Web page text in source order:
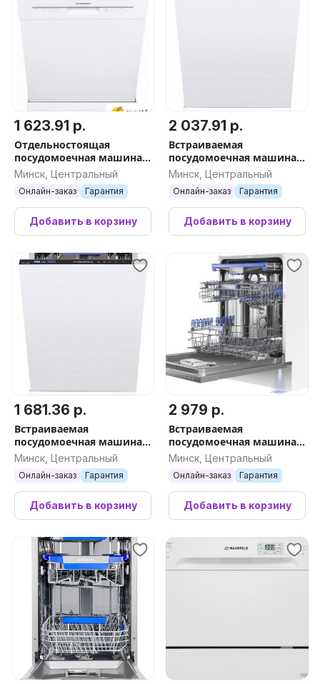
1 623.91 р.
Отдельностоящая
посудомоечная машина
MAUNFELD MWF12S
Минск, Центральный
Онлайн-заказ Гарантия
Добавить в корзину
2 037.91 р.
Встраиваемая
посудомоечная машина
MAUNFELD MLP-08IMR
Минск, Центральный
Онлайн-заказ Гарантия
Добавить в корзину
1 681.36 р.
Встраиваемая
посудомоечная машина
MAUNFELD MLP-08IMRO
Минск, Центральный
Онлайн-заказ Гарантия
Добавить в корзину
2 979 р.
Встраиваемая
посудомоечная машина
MAUNFELD MLP60330T
Smart Beam Inverter
Минск, Центральный
Онлайн-заказ Гарантия
Добавить в корзину